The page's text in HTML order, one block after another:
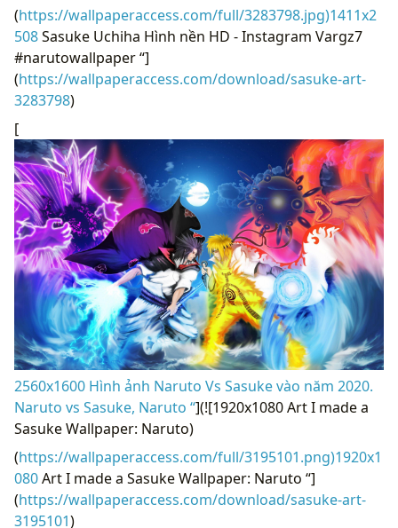
(https://wallpaperaccess.com/full/3283798.jpg)1411x2
508Sasuke Uchiha Hình nền HD - Instagram Vargz7
#narutowallpaper “]
(https://wallpaperaccess.com/download/sasuke-art-
3283798)
[
2560x1600 Hình ảnh Naruto Vs Sasuke vào năm 2020.
Naruto vs Sasuke, Naruto “](![1920x1080 Art I made a
Sasuke Wallpaper: Naruto)
(https://wallpaperaccess.com/full/3195101.png)1920x1
080Art I made a Sasuke Wallpaper: Naruto “]
(https://wallpaperaccess.com/download/sasuke-art-
3195101)